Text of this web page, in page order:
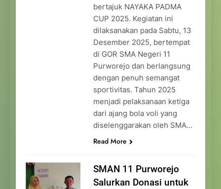
bertajuk NAYAKA PADMA
CUP 2025. Kegiatan ini
dilaksanakan pada Sabtu, 13
Desember 2025, bertempat
di GOR SMA Negeri 11
Purworejo dan berlangsung
dengan penuh semangat
sportivitas. Tahun 2025
menjadi pelaksanaan ketiga
dari ajang bola voli yang
diselenggarakan oleh SMA…
Read More
SMAN 11 Purworejo
Salurkan Donasi untuk